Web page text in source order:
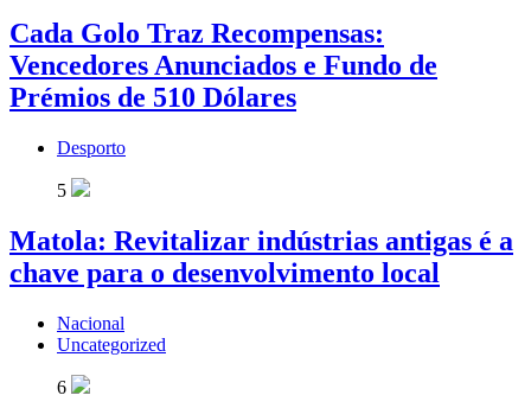
Cada Golo Traz Recompensas:
Vencedores Anunciados e Fundo de
Prémios de 510 Dólares
Desporto
5
Matola: Revitalizar indústrias antigas é a
chave para o desenvolvimento local
Nacional
Uncategorized
6